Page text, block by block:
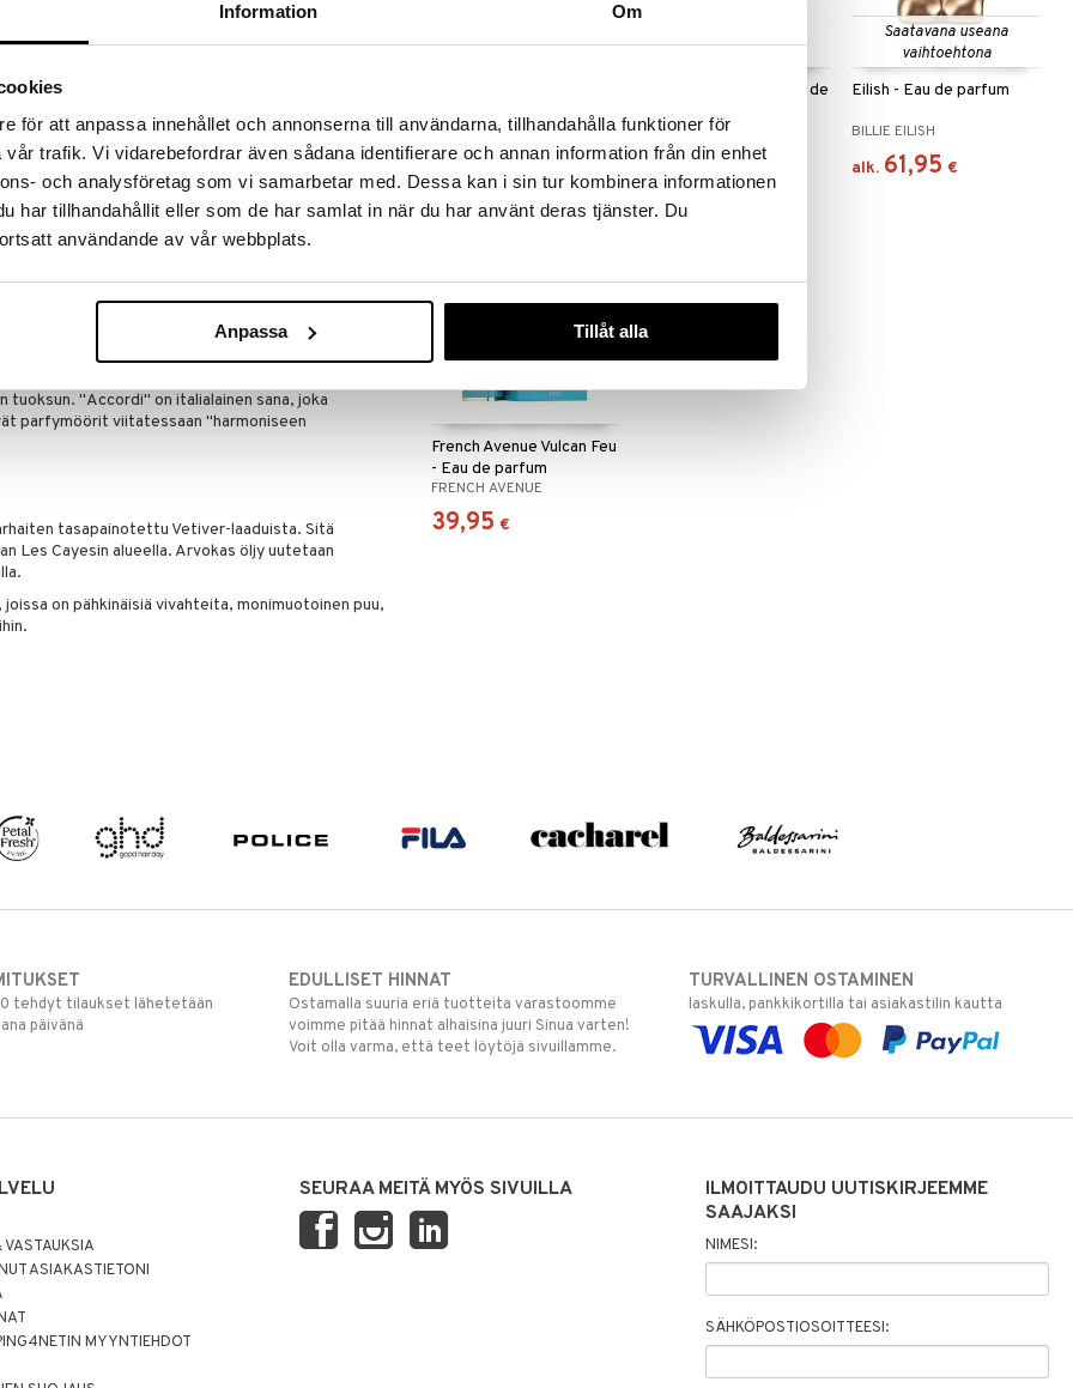
Information Om
för att anpassa innehållet och annonserna till användarna, tillhandahålla funktioner för
trafik. Vi vidarebefordrar även sådana identifierare och annan information från din enhet
och analysföretag som vi samarbetar med. Dessa kan i sin tur kombinera informationen
har tillhandahållit eller som de har samlat in när du har använt deras tjänster. Du
användande av vår webbplats.
Anpassa Tillåt alla
löytöä? Outletistamme löydät runsaasti
tilaisuus tehdä löytöjä, kun
varastoa riittää!
tuoksun. "Accordi" on italialainen sana, joka
parfymöörit viitatessaan "harmoniseen
tasapainotettu Vetiver-laaduista. Sitä
Les Cayesin alueella. Arvokas öljy uutetaan
on pähkinäisiä vivahteita, monimuotoinen puu,
parfum
FRENCH AVENUE
31,95
Crème of Clouds - Eau de
FRAGRANCE WORLD
27,95
Saatavana useana
vaihtoehtona
Eilish - Eau de parfum
BILLIE EILISH
alk. 61,95 €
French Avenue Vulcan Feu
- Eau de parfum
FRENCH AVENUE
39,95 €
tehdyt tilaukset lähetetään
päivänä
EDULLISET HINNAT
Ostamalla suuria eriä tuotteita varastoomme
voimme pitää hinnat alhaisina juuri Sinua varten!
Voit olla varma, että teet löytöjä sivuillamme.
TURVALLINEN OSTAMINEN
laskulla, pankkikortilla tai asiakastilin kautta
ASIAKASTIETONI
MYYNTIEHDOT
SEURAA MEITÄ MYÖS SIVUILLA
ILMOITTAUDU UUTISKIRJEEMME
SAAJAKSI
NIMESI:
SÄHKÖPOSTIOSOITTEESI: